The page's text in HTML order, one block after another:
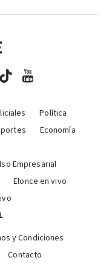
Política
Economía
Empresarial
Elonce en vivo
y Condiciones
Contacto